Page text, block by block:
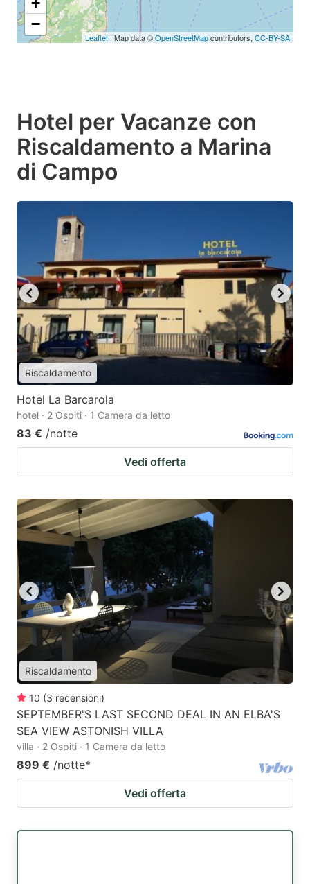
−
Leaflet | Map data ©OpenStreetMapcontributors, CC-BY-SA
Hotel per Vacanze con
Riscaldamento a Marina
di Campo
Riscaldamento
Hotel La Barcarola
hotel · 2 Ospiti · 1 Camera da letto
83 € /notte
Vedi offerta
Riscaldamento
10 (3 recensioni)
SEPTEMBER'S LAST SECOND DEAL IN AN ELBA'S
SEA VIEW ASTONISH VILLA
villa · 2 Ospiti · 1 Camera da letto
899 € /notte*
Vedi offerta